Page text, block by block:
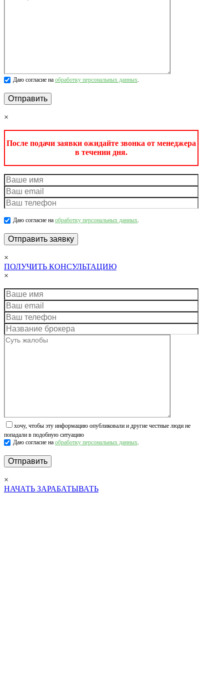
Даю согласие на обработку персональных данных.
×
После подачи заявки ожидайте звонка от менеджера
в течении дня.
Даю согласие на обработку персональных данных.
×
ПОЛУЧИТЬ КОНСУЛЬТАЦИЮ
×
хочу, чтобы эту информацию опубликовали и другие честные люди не
попадали в подобную ситуацию
Даю согласие на обработку персональных данных.
×
НАЧАТЬ ЗАРАБАТЫВАТЬ